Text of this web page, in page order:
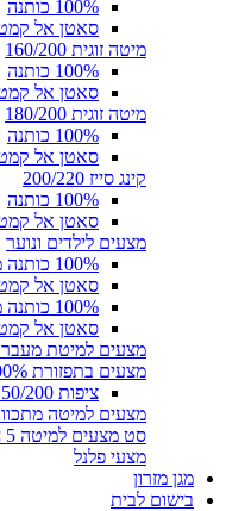
100% כותנה
סאטן אל
מיטה זוגית 160/200
100% כותנה
סאטן אל
מיטה זוגית 180/200
100% כותנה
סאטן אל
קינג סייז 200/220
100% כותנה
סאטן אל
מצעים לילדים ונוער
100% כותנה מיטת יחיד 90/200
סאטן אל קמט
100% כותנה מיטה וחצי 120/200
סאטן אל קמט
מצעים למיטת מעבר
מצעים בתפזורת 100% כותנה
ציפות 150/200
מצעים למיטה
סט מצעים למיטה 5 חלקים
מצעי פלנל
מגן מזרון
בישום לבית